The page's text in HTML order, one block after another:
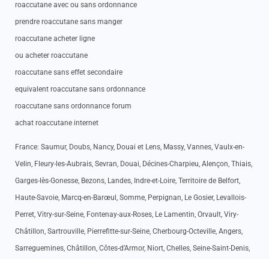
roaccutane avec ou sans ordonnance
prendre roaccutane sans manger
roaccutane acheter ligne
ou acheter roaccutane
roaccutane sans effet secondaire
equivalent roaccutane sans ordonnance
roaccutane sans ordonnance forum
achat roaccutane internet
France: Saumur, Doubs, Nancy, Douai et Lens, Massy, Vannes, Vaulx-en-
Velin, Fleury-les-Aubrais, Sevran, Douai, Décines-Charpieu, Alençon, Thiais,
Garges-lès-Gonesse, Bezons, Landes, Indre-et-Loire, Territoire de Belfort,
Haute-Savoie, Marcq-en-Barœul, Somme, Perpignan, Le Gosier, Levallois-
Perret, Vitry-sur-Seine, Fontenay-aux-Roses, Le Lamentin, Orvault, Viry-
Châtillon, Sartrouville, Pierrefitte-sur-Seine, Cherbourg-Octeville, Angers,
Sarreguemines, Châtillon, Côtes-d’Armor, Niort, Chelles, Seine-Saint-Denis,